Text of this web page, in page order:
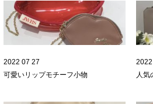
2022 07 27
可愛いリップモチーフ小物
人気